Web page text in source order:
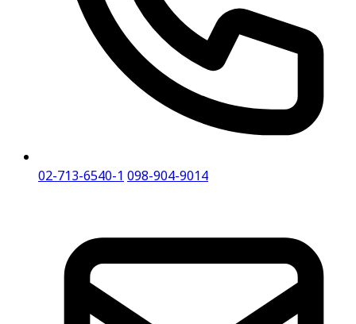
02-713-6540-1098-904-9014